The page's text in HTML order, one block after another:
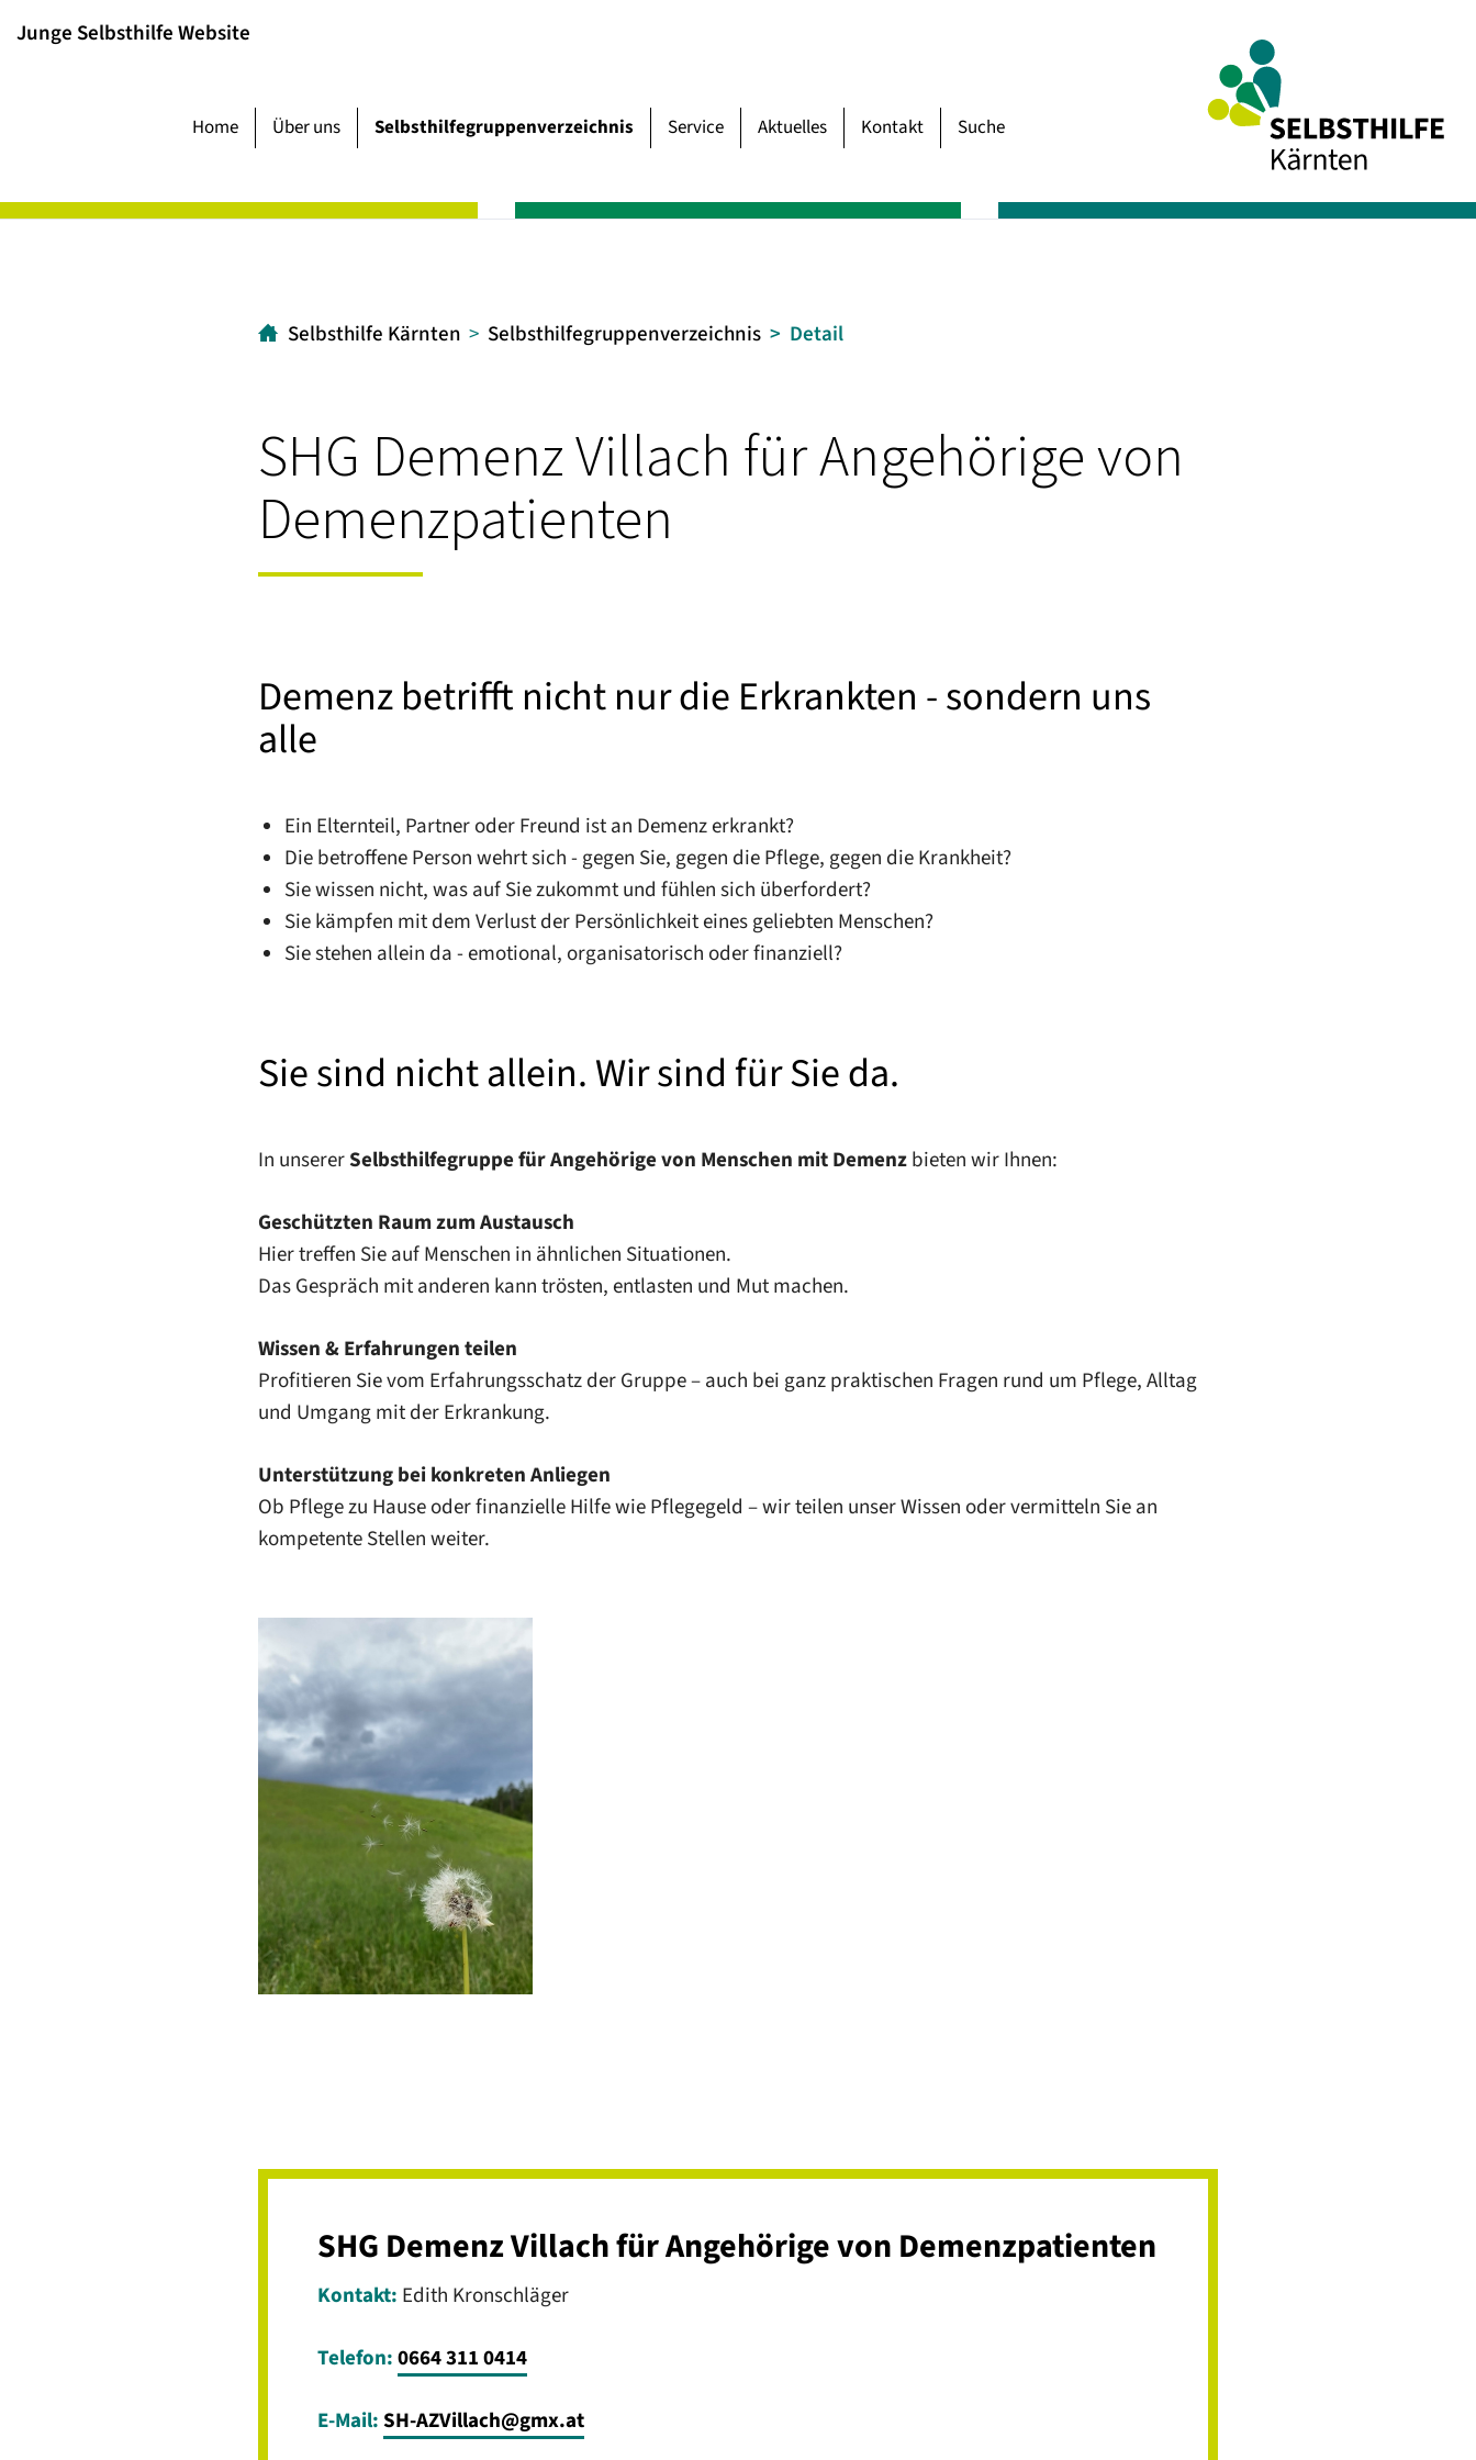
Junge Selbsthilfe Website
Home Über uns Selbsthilfegruppenverzeichnis Service Aktuelles Kontakt Suche
Selbsthilfe Kärnten Selbsthilfegruppenverzeichnis Detail
SHG Demenz Villach für Angehörige von
Demenzpatienten
Demenz betrifft nicht nur die Erkrankten - sondern uns
alle
Ein Elternteil, Partner oder Freund ist an Demenz erkrankt?
Die betroffene Person wehrt sich - gegen Sie, gegen die Pflege, gegen die Krankheit?
Sie wissen nicht, was auf Sie zukommt und fühlen sich überfordert?
Sie kämpfen mit dem Verlust der Persönlichkeit eines geliebten Menschen?
Sie stehen allein da - emotional, organisatorisch oder finanziell?
Sie sind nicht allein. Wir sind für Sie da.
In unsererSelbsthilfegruppe für Angehörige von Menschen mit Demenzbieten wir Ihnen:
Geschützten Raum zum Austausch
Hier treffen Sie auf Menschen in ähnlichen Situationen.
Das Gespräch mit anderen kann trösten, entlasten und Mut machen.
Wissen & Erfahrungen teilen
Profitieren Sie vom Erfahrungsschatz der Gruppe – auch bei ganz praktischen Fragen rund um Pflege, Alltag
und Umgang mit der Erkrankung.
Unterstützung bei konkreten Anliegen
Ob Pflege zu Hause oder finanzielle Hilfe wie Pflegegeld – wir teilen unser Wissen oder vermitteln Sie an
kompetente Stellen weiter.
SHG Demenz Villach für Angehörige von Demenzpatienten
Kontakt: Edith Kronschläger
Telefon:0664 311 0414
E-Mail:SH-AZVillach@gmx.at